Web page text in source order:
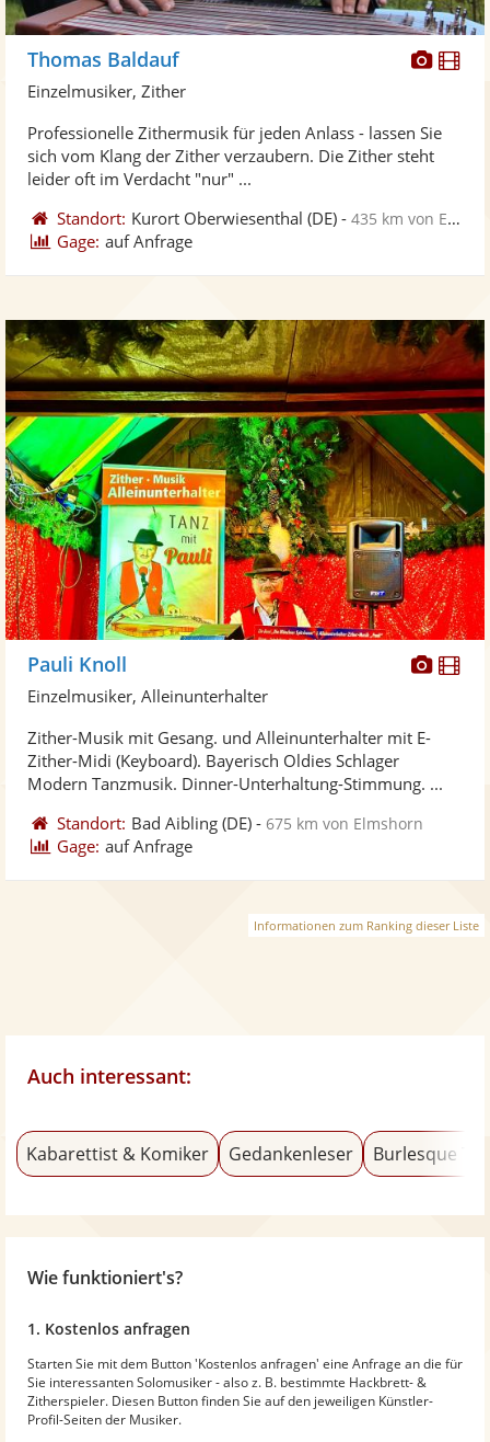
Fotos
Thomas Baldauf
Einzelmusiker, Zither
Professionelle Zithermusik für jeden Anlass - lassen Sie
sich vom Klang der Zither verzaubern. Die Zither steht
leider oft im Verdacht "nur" ...
Standort: Kurort Oberwiesenthal (DE) -435 km von Elmshorn
Gage: auf Anfrage
Pauli Knoll
Einzelmusiker, Alleinunterhalter
Zither-Musik mit Gesang. und Alleinunterhalter mit E-
Zither-Midi (Keyboard). Bayerisch Oldies Schlager
Modern Tanzmusik. Dinner-Unterhaltung-Stimmung. ...
Standort: Bad Aibling (DE) -675 km von Elmshorn
Gage: auf Anfrage
Informationen zum Ranking dieser Liste
Auch interessant:
Kabarettist & Komiker Gedankenleser Burlesque
Wie funktioniert's?
1. Kostenlos anfragen
Starten Sie mit dem Button 'Kostenlos anfragen' eine Anfrage an die für
Sie interessanten Solomusiker - also z. B. bestimmte Hackbrett- &
Zitherspieler. Diesen Button finden Sie auf den jeweiligen Künstler-
Profil-Seiten der Musiker.